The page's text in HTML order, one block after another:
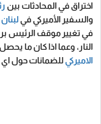
اختراق في المحادثات بين
والسفير الأميركي في لبنان
في تغيير موقف الرئيس
النار، وعما اذا كان ما
الاميركيللضمانات حول